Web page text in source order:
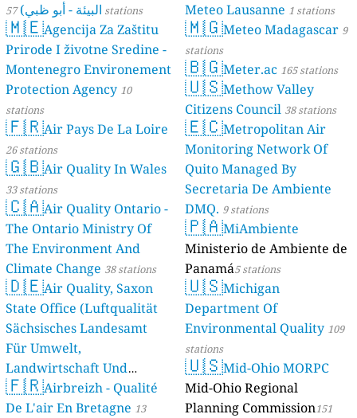
البيئة - أبو ظبي) 57 stations
🇲🇪Agencija Za Zaštitu
Prirode I životne Sredine -
Montenegro Environement
Protection Agency 10
stations
🇫🇷Air Pays De La Loire
26 stations
🇬🇧Air Quality In Wales
33 stations
🇨🇦Air Quality Ontario -
The Ontario Ministry Of
The Environment And
Climate Change 38 stations
🇩🇪Air Quality, Saxon
State Office (Luftqualität
Sächsisches Landesamt
Für Umwelt,
Landwirtschaft Und
Geologie) 50 stations
🇫🇷Airbreizh - Qualité
De L'air En Bretagne 13
Meteo Lausanne 1 stations
🇲🇬Meteo Madagascar 9
stations
🇧🇬Meter.ac 165 stations
🇺🇸Methow Valley
Citizens Council 38 stations
🇪🇨Metropolitan Air
Monitoring Network Of
Quito Managed By
Secretaria De Ambiente
DMQ. 9 stations
🇵🇦MiAmbiente
Ministerio de Ambiente de
Panamá5 stations
🇺🇸Michigan
Department Of
Environmental Quality 109
stations
🇺🇸Mid-Ohio MORPC
Mid-Ohio Regional
Planning Commission151